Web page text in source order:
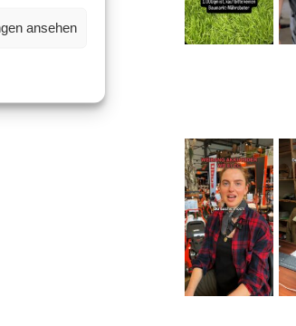
ansehen